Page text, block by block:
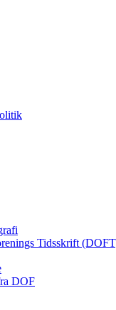
Tidsskrift
DOF